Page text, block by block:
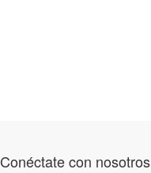
Conéctate con nosotros